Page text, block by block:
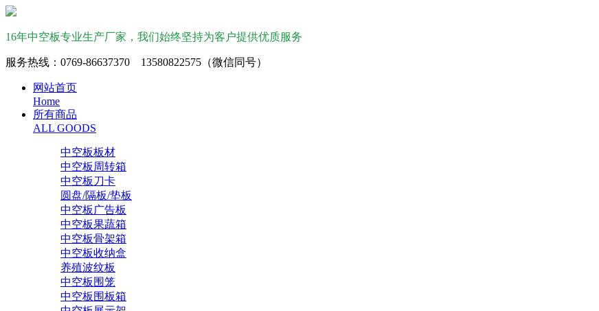
16年中空板专业生产厂家，我们始终坚持为客户提供优质服务
服务热线：0769-86637370 13580822575（微信同号）
网站首页
Home
所有商品
ALL GOODS
中空板板材
中空板周转箱
中空板刀卡
圆盘/隔板/垫板
中空板广告板
中空板果蔬箱
中空板骨架箱
中空板收纳盒
养殖波纹板
中空板围笼
中空板围板箱